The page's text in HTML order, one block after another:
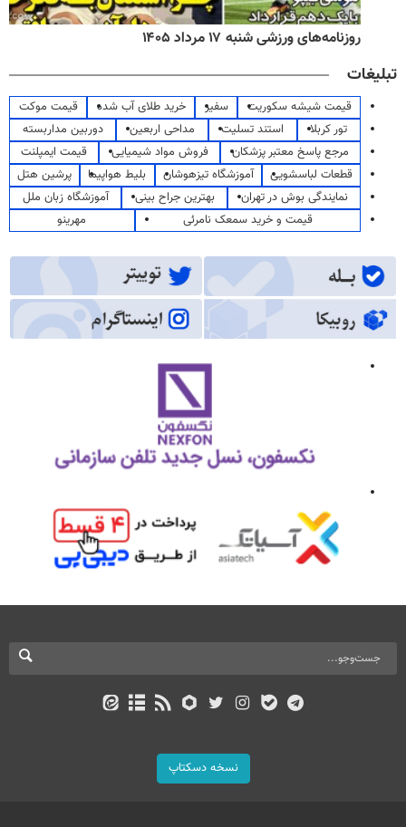
روزنامه‌های ورزشی شنبه ۱۷ مرداد ۱۴۰۵
تبلیغات
قیمت شیشه سکوریت سفیر خرید طلای آب شده
قیمت موکت
تور کربلا
استند تسلیت مداحی اربعین
دوربین مداربسته
مرجع پاسخ معتبر پزشکان
فروش مواد شیمیایی
قیمت ایمپلنت
قطعات لباسشویی
آموزشگاه تیزهوشان بلیط هواپیما
پرشین هتل
نمایندگی بوش در تهران
بهترین جراح بینی
آموزشگاه زبان ملل
قیمت و خرید سمعک نامرئی
مهرینو
نسخه دسکتاپ